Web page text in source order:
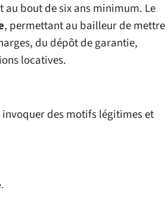
bout de six ans minimum. Le
, permettant au bailleur de mettre
du dépôt de garantie,
locatives.
des motifs légitimes et